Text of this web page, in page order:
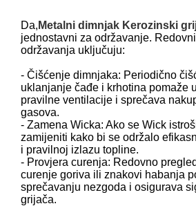
Da, Metalni dimnjak Kerozinski
jednostavni za održavanje.
održavanja uključuju:
- Čišćenje dimnjaka: Periodično
uklanjanje čađe i krhotina pomaže
pravilne ventilacije i sprečava
gasova.
- Zamena Wicka: Ako se Wick
zamijeniti kako bi se održalo
i pravilnoj izlazu topline.
- Provjera curenja: Redovno
curenje goriva ili znakovi habanja
sprečavanju nezgoda i osigurava
grijača.